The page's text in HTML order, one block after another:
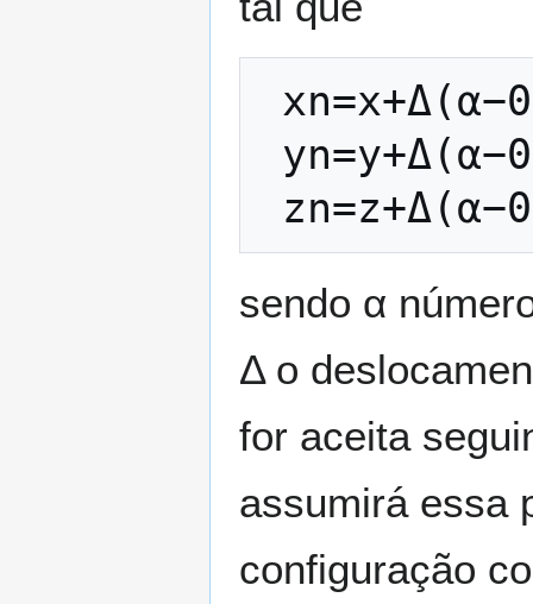
xn=x+Δ(α−0
yn=y+Δ(α−0
zn=z+Δ(α−0
sendo α
Δo
for aceita
assumirá essa
configuração